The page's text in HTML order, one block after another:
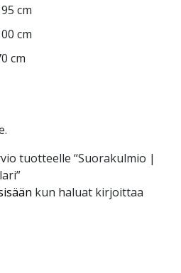
cm
cm
cm
tuotteelle “Suorakulmio |
kun haluat kirjoittaa